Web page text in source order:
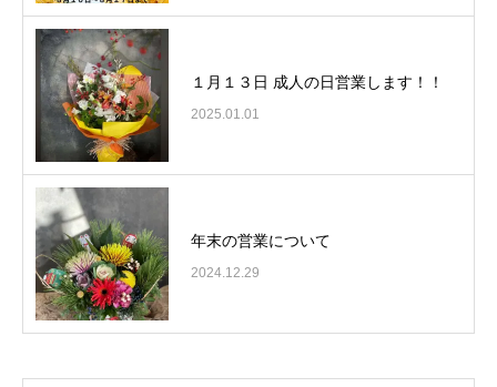
１月１３日 成人の日営業します！！
2025.01.01
年末の営業について
2024.12.29